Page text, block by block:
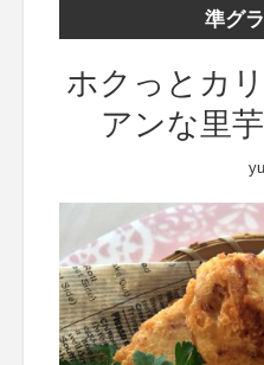
準グ
ホクっとカ
アンな里